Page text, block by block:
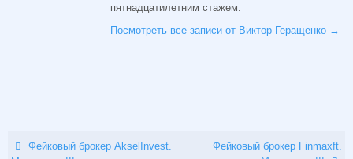
пятнадцатилетним стажем.
Посмотреть все записи от Виктор Геращенко →
Фейковый брокер AkselInvest.
Фейковый брокер Finmaxft.